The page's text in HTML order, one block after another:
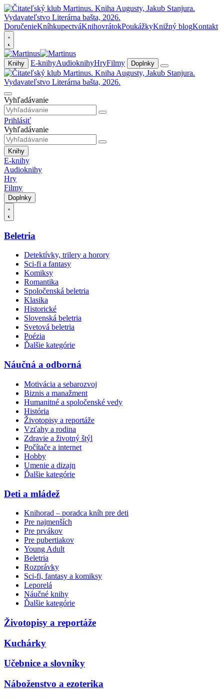
DoručenieKníhkupectváKnihovrátokPoukážkyKnižný blogKontakt
Knihy E-knihyAudioknihyHryFilmy Doplnky
Vyhľadávanie
Prihlásiť
Vyhľadávanie
Knihy
E-knihy
Audioknihy
Hry
Filmy
Doplnky
Beletria
Detektívky, trilery a horory
Sci-fi a fantasy
Komiksy
Romantika
Spoločenská beletria
Klasika
Historické
Slovenská beletria
Svetová beletria
Poézia
Ďalšie kategórie
Náučná a odborná
Motivácia a sebarozvoj
Biznis a manažment
Humanitné a spoločenské vedy
História
Životopisy a reportáže
Vzťahy a rodina
Zdravie a životný štýl
Počítače a internet
Hobby
Umenie a dizajn
Ďalšie kategórie
Deti a mládež
Knihorad – poradca kníh pre deti
Pre najmenších
Pre prvákov
Pre pubertiakov
Young Adult
Beletria
Rozprávky
Sci-fi, fantasy a komiksy
Leporelá
Náučné knihy
Ďalšie kategórie
Životopisy a reportáže
Kuchárky
Učebnice a slovníky
Náboženstvo a ezoterika